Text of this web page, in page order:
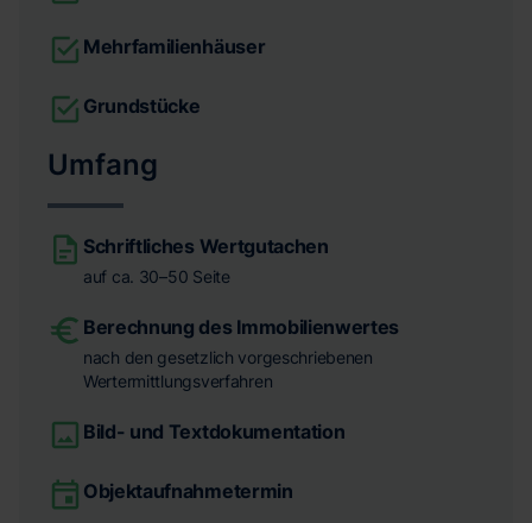
Mehrfamilienhäuser
Grundstücke
Umfang
Schriftliches Wertgutachen
auf ca. 30–50 Seite
Berechnung des Immobilienwertes
nach den gesetzlich vorgeschriebenen
Wertermittlungsverfahren
Bild- und Textdokumentation
Objektaufnahmetermin